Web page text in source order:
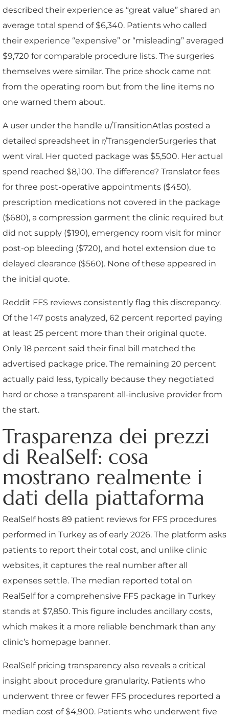
described their experience as “great value” shared an
average total spend of $6,340. Patients who called
their experience “expensive” or “misleading” averaged
$9,720 for comparable procedure lists. The surgeries
themselves were similar. The price shock came not
from the operating room but from the line items no
one warned them about.
A user under the handle u/TransitionAtlas posted a
detailed spreadsheet in r/TransgenderSurgeries that
went viral. Her quoted package was $5,500. Her actual
spend reached $8,100. The difference? Translator fees
for three post-operative appointments ($450),
prescription medications not covered in the package
($680), a compression garment the clinic required but
did not supply ($190), emergency room visit for minor
post-op bleeding ($720), and hotel extension due to
delayed clearance ($560). None of these appeared in
the initial quote.
Reddit FFS reviews consistently flag this discrepancy.
Of the 147 posts analyzed, 62 percent reported paying
at least 25 percent more than their original quote.
Only 18 percent said their final bill matched the
advertised package price. The remaining 20 percent
actually paid less, typically because they negotiated
hard or chose a transparent all-inclusive provider from
the start.
Trasparenza dei prezzi
di RealSelf: cosa
mostrano realmente i
dati della piattaforma
RealSelf hosts 89 patient reviews for FFS procedures
performed in Turkey as of early 2026. The platform asks
patients to report their total cost, and unlike clinic
websites, it captures the real number after all
expenses settle. The median reported total on
RealSelf for a comprehensive FFS package in Turkey
stands at $7,850. This figure includes ancillary costs,
which makes it a more reliable benchmark than any
clinic’s homepage banner.
RealSelf pricing transparency also reveals a critical
insight about procedure granularity. Patients who
underwent three or fewer FFS procedures reported a
median cost of $4,900. Patients who underwent five